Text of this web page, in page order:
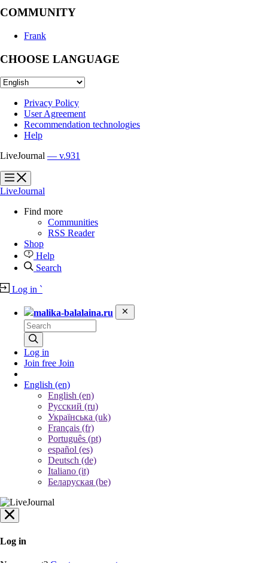
COMMUNITY
Frank
CHOOSE LANGUAGE
Privacy Policy
User Agreement
Recommendation technologies
Help
LiveJournal — v.931
?
?
LiveJournal
Find more
Communities
RSS Reader
Shop
Help
Search
Log in `
malika-balalaina.ru
Log in
Join free Join
English (en)
English (en)
Русский (ru)
Українська (uk)
Français (fr)
Português (pt)
español (es)
Deutsch (de)
Italiano (it)
Беларуская (be)
Log in